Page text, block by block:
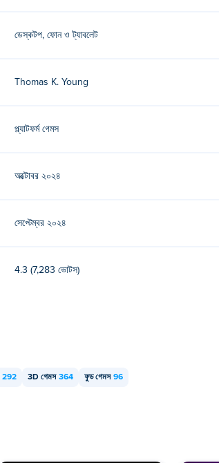
ডেস্কটপ, ফোন ও ট্যাবলেট
Thomas K. Young
প্ল্যাটফর্ম গেমস
অক্টোবর ২০২৪
সেপ্টেম্বর ২০২৪
4.3 (7,283 ভোটস)
292 3D গেমস 364 ফুড গেমস 96